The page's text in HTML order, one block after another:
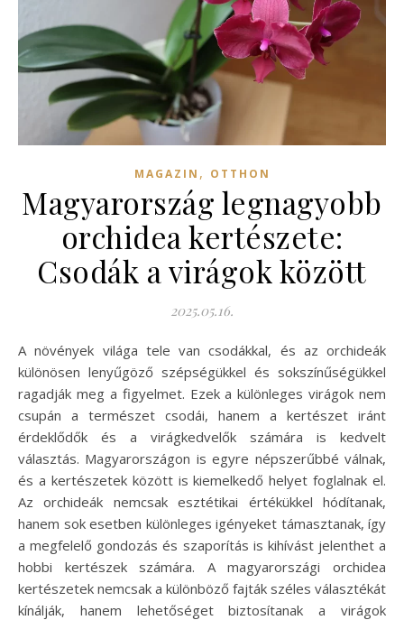
MAGAZIN , OTTHON
Magyarország legnagyobb
orchidea kertészete:
Csodák a virágok között
2025.05.16.
A növények világa tele van csodákkal, és az orchideák
különösen lenyűgöző szépségükkel és sokszínűségükkel
ragadják meg a figyelmet. Ezek a különleges virágok nem
csupán a természet csodái, hanem a kertészet iránt
érdeklődők és a virágkedvelők számára is kedvelt
választás. Magyarországon is egyre népszerűbbé válnak,
és a kertészetek között is kiemelkedő helyet foglalnak el.
Az orchideák nemcsak esztétikai értékükkel hódítanak,
hanem sok esetben különleges igényeket támasztanak, így
a megfelelő gondozás és szaporítás is kihívást jelenthet a
hobbi kertészek számára. A magyarországi orchidea
kertészetek nemcsak a különböző fajták széles választékát
kínálják, hanem lehetőséget biztosítanak a virágok